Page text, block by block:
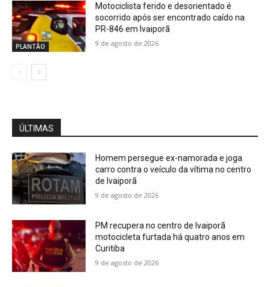
PLANTÃO
Motociclista ferido e desorientado é
socorrido após ser encontrado caído na
PR-846 em Ivaiporã
9 de agosto de 2026
ÚLTIMAS
Homem persegue ex-namorada e joga
carro contra o veículo da vítima no centro
de Ivaiporã
9 de agosto de 2026
PM recupera no centro de Ivaiporã
motocicleta furtada há quatro anos em
Curitiba
9 de agosto de 2026